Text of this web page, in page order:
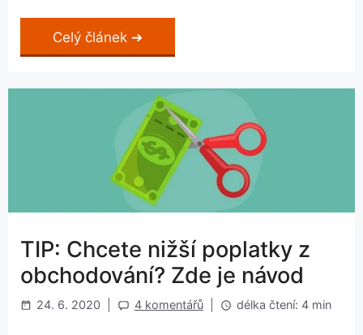
Celý článek
TIP: Chcete nižší poplatky z
obchodování? Zde je návod
24. 6. 2020 4 komentářů délka čtení: 4 min